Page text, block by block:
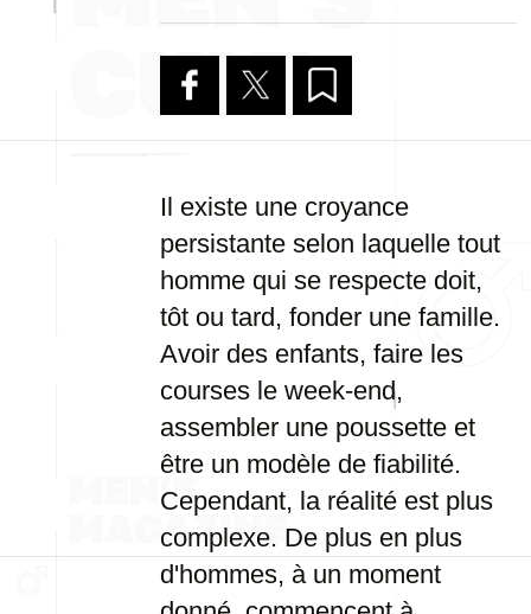
Il existe une croyance
persistante selon laquelle tout
homme qui se respecte doit,
tôt ou tard, fonder une famille.
Avoir des enfants, faire les
courses le week-end,
assembler une poussette et
être un modèle de fiabilité.
Cependant, la réalité est plus
complexe. De plus en plus
d'hommes, à un moment